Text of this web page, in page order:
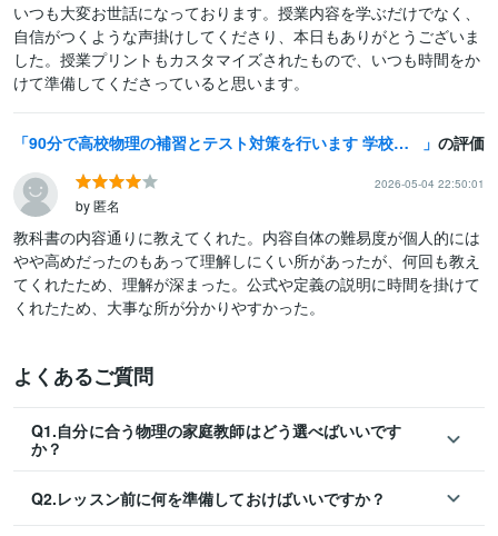
いつも大変お世話になっております。授業内容を学ぶだけでなく、
自信がつくような声掛けしてくださり、本日もありがとうございま
した。授業プリントもカスタマイズされたもので、いつも時間をか
けて準備してくださっていると思います。
90分で高校物理の補習とテスト対策を行います 学校、予備校の授業がついていけいない方向けの補習サービス の評価
2026-05-04 22:50:01
by 匿名
教科書の内容通りに教えてくれた。内容自体の難易度が個人的には
やや高めだったのもあって理解しにくい所があったが、何回も教え
てくれたため、理解が深まった。公式や定義の説明に時間を掛けて
くれたため、大事な所が分かりやすかった。
よくあるご質問
Q1.自分に合う物理の家庭教師はどう選べばいいです
か？
Q2.レッスン前に何を準備しておけばいいですか？